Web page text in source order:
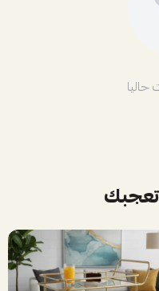
حاليا